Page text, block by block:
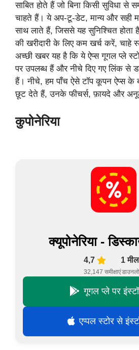
साबित होते हैं जो बिना किसी सुविधा से
चाहते हैं। ये अप-टू-डेट, मान्य और सही
साथ लाते हैं, जिससे यह सुनिश्चित होता
की खरीदारी के लिए कम खर्च करें, चाहे
अच्छी खबर यह है कि ये ऐप्स गूगल प्ले
पर उपलब्ध हैं और नीचे दिए गए लिंक से
हैं। नीचे, हम पाँच ऐसे टॉप कूपन ऐप्स के
छूट देते हैं, उनके फीचर्स, फ़ायदे और
कुपोनेरिया
क्यूपोनेरिया -
4,7
32,147 समीक्षाएं
1
गूगल प्ले पर
एप्पल स्टोर से